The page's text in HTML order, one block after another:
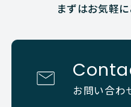
まずはお気軽
お問い合わ